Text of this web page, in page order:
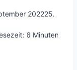
202225.
6 Minuten